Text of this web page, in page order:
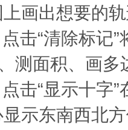
上画出想要的
击“清除标记
测面积、画多
击“显示十字”
示东南西北